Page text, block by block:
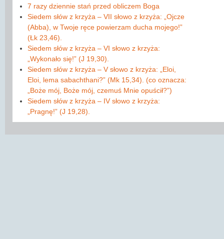
7 razy dziennie stań przed obliczem Boga
Siedem słów z krzyża – VII słowo z krzyża: „Ojcze
(Abba), w Twoje ręce powierzam ducha mojego!”
(Łk 23,46).
Siedem słów z krzyża – VI słowo z krzyża:
„Wykonało się!” (J 19,30).
Siedem słów z krzyża – V słowo z krzyża: „Eloi,
Eloi, lema sabachthani?” (Mk 15,34). (co oznacza:
„Boże mój, Boże mój, czemuś Mnie opuścił?”)
Siedem słów z krzyża – IV słowo z krzyża:
„Pragnę!” (J 19,28).